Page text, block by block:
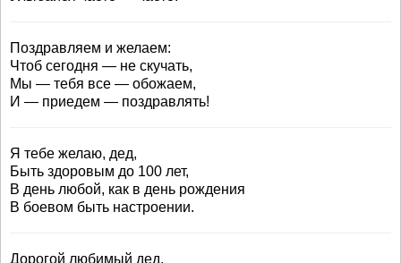
Поздравляем и желаем:
Чтоб сегодня — не скучать,
Мы — тебя все — обожаем,
И — приедем — поздравлять!
Я тебе желаю, дед,
Быть здоровым до 100 лет,
В день любой, как в день рождения
В боевом быть настроении.
Дорогой любимый дед,